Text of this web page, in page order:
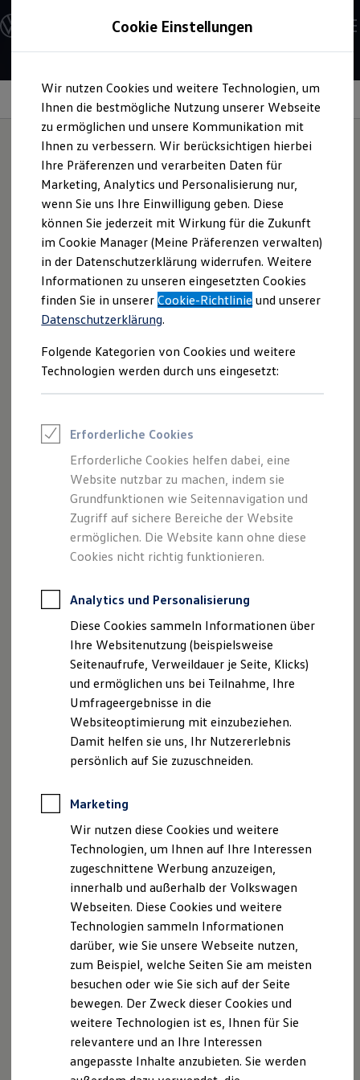
Hauptinhalt
springen
Footer
springen
Modelle und Konfigurator
Konfigurator
Modelle vergleichen
Elektroautos
ENERGY Sondermodelle
Nutzfahrzeuge
SUV und CUV
Familienautos
Kombis
Kompaktwagen
Sportwagen
Schnell verfügbare Fahrzeuge
Angebote und Produkte
Aktuelle Angebote
E-Auto-Förderung
Volkswagen Marktplatz
Die ENERGY Sondermodelle
Junge Gebrauchtwagen und Gebrauchtwagen
Volkswagen Zertifizierte Gebrauchtwagen
Elektromobilität bei Gebrauchtwagen
Saisonangebote
Reifenpakete
Leasing
Leasing-Angebote
Elektroauto Leasing
Kleinwagen-Leasing
Leasing ohne Anzahlung
Finanzierung
Autokredit mit Schlussrate
Versicherungen und Garantien
Kfz-Versicherung
Restschuldversicherungen
Garantien
Professional Class bei Volkswagen
Behörden
Direktkunden
Sonderfahrzeuge
Anpfiff zum Gewinn
Elektromobilität
Elektroautos
ID. Tutorials
Elektrofahrzeugkonzepte
ID. EVERY1
Reichweite
Rekuperation
Laden unterwegs
Laden Zuhause
Ladestationen finden
Ladezeitensimulator
Batterie
Sicherheit
Nachhaltigkeit
Technologie
Kosten und Kauf
Verbrauchskosten
Kaufoptionen
E-Auto-Förderung
Software und Konnektivität
Die ID. Software 6
ID. Software Versionen und Updates
Digitale Extras
Schnittstellen zu Ihrem ID.
Upgrades
Nachträglich ein
Upgrade?Das ist jetzt
möglich mit demArteon
Shooting Brake.
Nachträglich individualisierbar: Viele Funktionen sind an
Shooting Brake nicht nur updatefähig,
sondern als Upgrades
können ausstattungsabhängig die Navigation für das Radio
„Ready 2 Discover“, App‑ConnectWireless 3
(Smartphone-Apps einbinden) und die Sprachbedienung
nachträglich aktiviert werden.
Mehr zu Upgrades
Datenschutzerklärungen
Lizenzhinweise Dritter
Angaben zum Digital Services Act (DSA)
EU Data Act
Produktsicherheitsinformationen
Vertrag Widerrufen
Disclaimer von Volkswagen AG
Für den Erwerb von Upgrades benötigen Sie ein Volkswagen
ID Benutzerkonto, einen gültigen VW Connect/We Connect
Vertrag und Ihre Verifizierung als Hauptnutzer, das bedeutet
die Verknüpfung Ihres Benutzerkontos mit dem konkreten
Fahrzeug. Weiterhin ist es erforderlich, dass das Fahrzeug
über die für das jeweilige
Upgrade
erforderliche technische
von Upgrades kann ebenfalls abhängig von Modelljahr und
Cookie Einstellungen
Wir nutzen Cookies und weitere Technologien, um
Ihnen die bestmögliche Nutzung unserer Webseite
zu ermöglichen und unsere Kommunikation mit
Ihnen zu verbessern. Wir berücksichtigen hierbei
Ihre Präferenzen und verarbeiten Daten für
Marketing, Analytics und Personalisierung nur,
wenn Sie uns Ihre Einwilligung geben. Diese
können Sie jederzeit mit Wirkung für die Zukunft
im Cookie Manager (Meine Präferenzen verwalten)
in der Datenschutzerklärung widerrufen. Weitere
Informationen zu unseren eingesetzten Cookies
finden Sie in unsererCookie-Richtlinie und unserer
Datenschutzerklärung.
Folgende Kategorien von Cookies und weitere
Technologien werden durch uns eingesetzt:
Erforderliche Cookies
Erforderliche Cookies helfen dabei, eine
Website nutzbar zu machen, indem sie
Grundfunktionen wie Seitennavigation und
Zugriff auf sichere Bereiche der Website
ermöglichen. Die Website kann ohne diese
Cookies nicht richtig funktionieren.
Analytics und Personalisierung
Diese Cookies sammeln Informationen über
Ihre Websitenutzung (beispielsweise
Seitenaufrufe, Verweildauer je Seite, Klicks)
und ermöglichen uns bei Teilnahme, Ihre
Umfrageergebnisse in die
Websiteoptimierung mit einzubeziehen.
Damit helfen sie uns, Ihr Nutzererlebnis
persönlich auf Sie zuzuschneiden.
Marketing
Wir nutzen diese Cookies und weitere
Technologien, um Ihnen auf Ihre Interessen
zugeschnittene Werbung anzuzeigen,
innerhalb und außerhalb der Volkswagen
Webseiten. Diese Cookies und weitere
Technologien sammeln Informationen
darüber, wie Sie unsere Webseite nutzen,
zum Beispiel, welche Seiten Sie am meisten
besuchen oder wie Sie sich auf der Seite
bewegen. Der Zweck dieser Cookies und
weitere Technologien ist es, Ihnen für Sie
relevantere und an Ihre Interessen
angepasste Inhalte anzubieten. Sie werden